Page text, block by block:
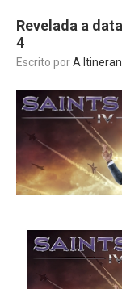
Revelada a
4
Escrito porA